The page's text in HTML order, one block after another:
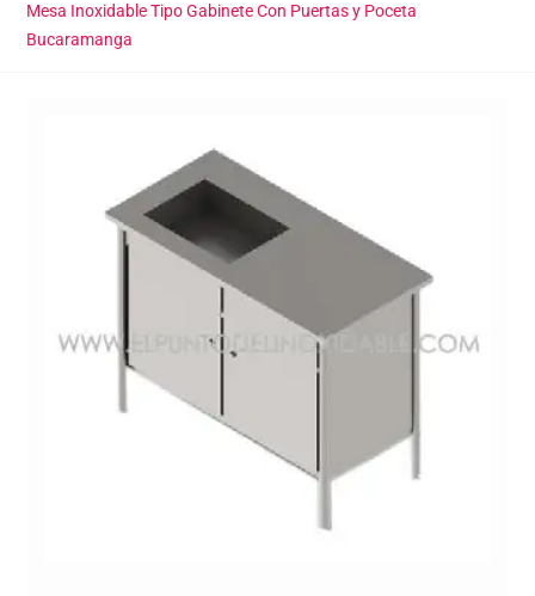
Mesa Inoxidable Tipo Gabinete Con Puertas y Poceta
Bucaramanga